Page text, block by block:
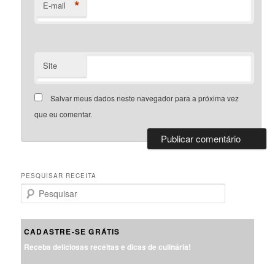
E-mail *
Site
Salvar meus dados neste navegador para a próxima vez
que eu comentar.
PESQUISAR RECEITA
e
uCADASTRE-SE GRÁTIS
Receba deliciosas receitas e dicas de culinária!